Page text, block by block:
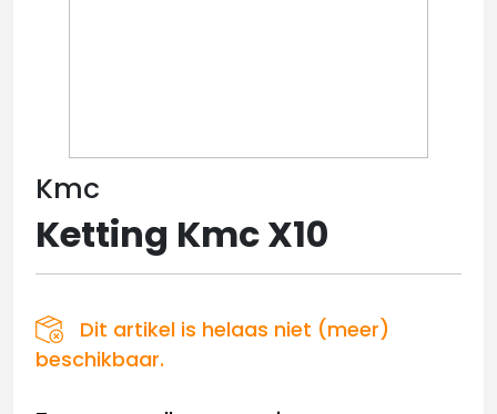
Kmc
Ketting Kmc X10
Dit artikel is helaas niet (meer)
beschikbaar.